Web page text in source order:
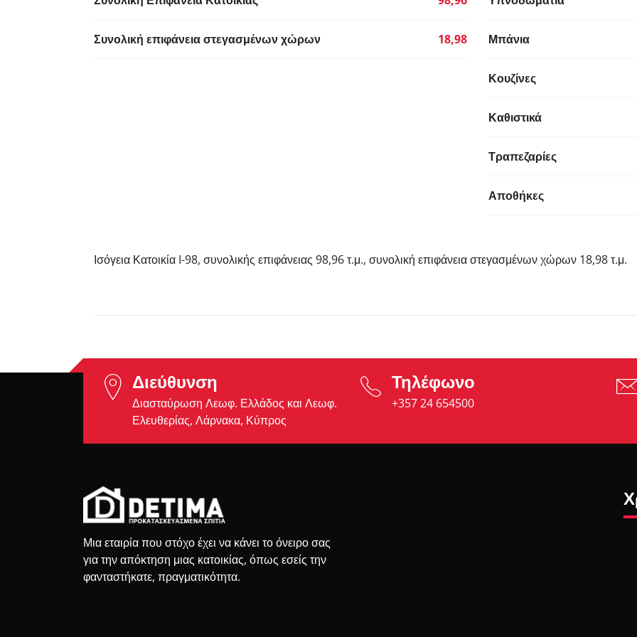
Συνολική επιφάνεια στεγασμένων χώρων 18,98 Μπάνια
Κουζίνες
Καθιστικά
Τραπεζαρίες
Αποθήκες
Ισόγεια Κατοικία I-98, συνολικής επιφάνειας 98,96 τ.μ., συνολική επιφάνεια στεγασμένων χώρων 18,98 τ.μ.
Διεύθυνση
Διασταύρωση Λεωφ. Ελλάδος και Λεωφ.
Ελευθερίας, Λάρνακα, Κύπρος
Τηλέφωνο
+357 24 654500
Μια εταιρία που στόχο έχει να κάνει το όνειρο σας
για την απόκτηση μιας κατοικίας, όπως εσείς την
φανταστήκατε, πραγματικότητα.